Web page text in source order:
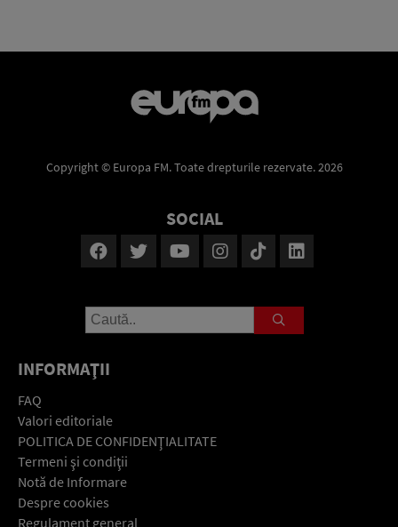
Copyright © Europa FM. Toate drepturile rezervate. 2026
SOCIAL
INFORMAŢII
FAQ
Valori editoriale
POLITICA DE CONFIDENŢIALITATE
Termeni şi condiţii
Notă de Informare
Despre cookies
Regulament general